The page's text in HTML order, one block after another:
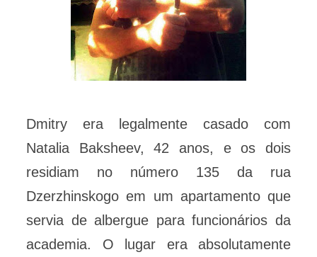
Dmitry era legalmente casado com
Natalia Baksheev, 42 anos, e os dois
residiam no número 135 da rua
Dzerzhinskogo em um apartamento que
servia de albergue para funcionários da
academia. O lugar era absolutamente